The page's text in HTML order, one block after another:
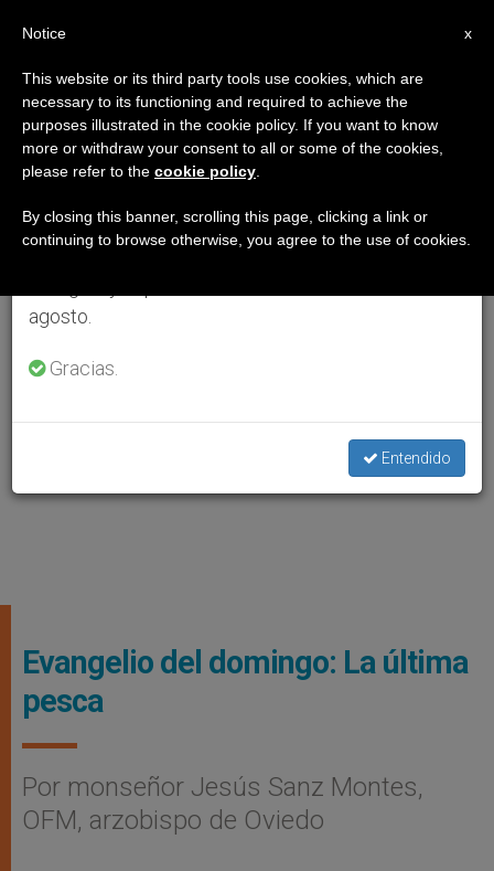
Evangelio del domingo: La última
pesca
Por monseñor Jesús Sanz Montes,
OFM, arzobispo de Oviedo
×
Aviso importante
Del 27 de julio al 7 de agosto haremos la pausa
anual, aprovechando que en el periodo de verano
se generan menos informaciones y también el
agosto.
Gracias.
Entendido
x
Notice
This website or its third party tools use cookies, which are
necessary to its functioning and required to achieve the
purposes illustrated in the cookie policy. If you want to know
more or withdraw your consent to all or some of the cookies,
please refer to the cookie policy
By closing this banner, scrolling this page, clicking a link or
continuing to browse otherwise, you agree to the use of cookies.